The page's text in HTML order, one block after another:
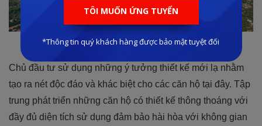
Mặt bằng tổng thể
Chủ đầu tư sử dụng những ý tưởng thiết kế mới lạ nhằm
tạo ra nét độc đáo và khác biệt cho các căn hộ tại đây. Tập
trung phát triển những căn hộ có thiết kế thông thoáng với
đầy đủ diện tích sử dụng đảm bảo hài hòa với không gian